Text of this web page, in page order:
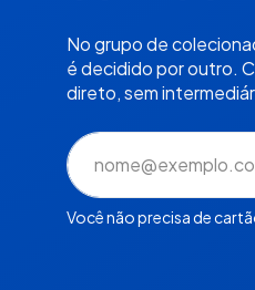
No grupo de
é decidido por outro.
direto, sem
Você não precisa de